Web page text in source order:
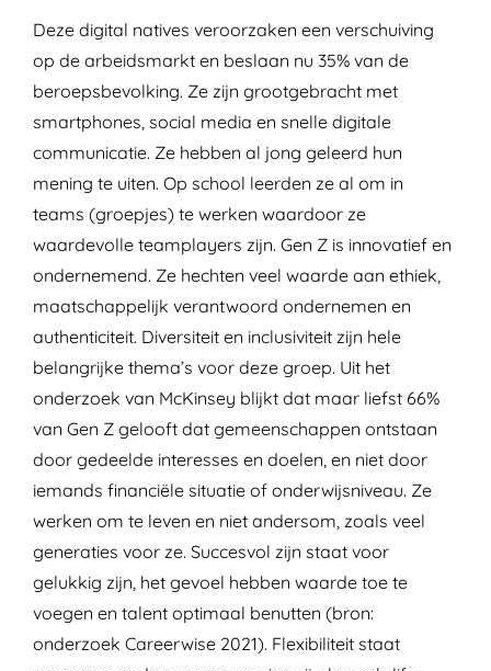
Deze digital natives veroorzaken een verschuiving
op de arbeidsmarkt en beslaan nu 35% van de
beroepsbevolking. Ze zijn grootgebracht met
smartphones, social media en snelle digitale
communicatie. Ze hebben al jong geleerd hun
mening te uiten. Op school leerden ze al om in
teams (groepjes) te werken waardoor ze
waardevolle teamplayers zijn. Gen Z is innovatief en
ondernemend. Ze hechten veel waarde aan ethiek,
maatschappelijk verantwoord ondernemen en
authenticiteit. Diversiteit en inclusiviteit zijn hele
belangrijke thema’s voor deze groep. Uit het
onderzoek van McKinsey blijkt dat maar liefst 66%
van Gen Z gelooft dat gemeenschappen ontstaan
door gedeelde interesses en doelen, en niet door
iemands financiële situatie of onderwijsniveau. Ze
werken om te leven en niet andersom, zoals veel
generaties voor ze. Succesvol zijn staat voor
gelukkig zijn, het gevoel hebben waarde toe te
voegen en talent optimaal benutten (bron:
onderzoek Careerwise 2021). Flexibiliteit staat